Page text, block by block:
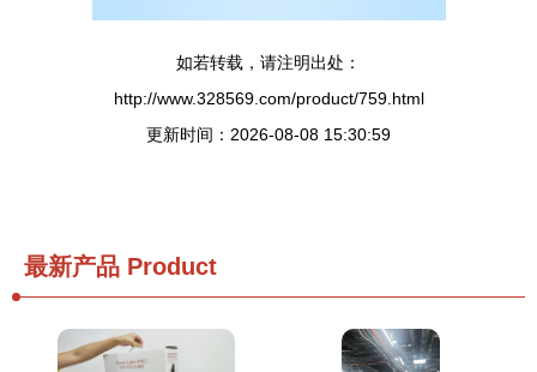
如若转载，请注明出处：
http://www.328569.com/product/759.html
更新时间：2026-08-08 15:30:59
最新产品 Product